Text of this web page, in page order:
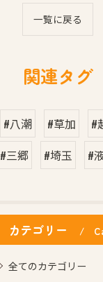
一覧に戻る
関連タグ
#八潮 #草加 #
#三郷
#埼玉 #
カテゴリー
全てのカテゴリー